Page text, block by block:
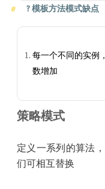
?模板方法模式缺点
每一个不同的实例
数增加
策略模式
定义一系列的算法
们可相互替换